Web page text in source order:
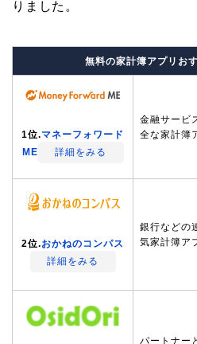
りました。
無料の家計簿アプリお
1位.マネーフォワード
ME
詳細をみる
金融サービ
全な家計簿
2位.おかねのコンパス
詳細をみる
銀行などの
気家計簿ア
パートナー